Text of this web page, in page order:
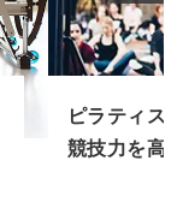
ピラティス
競技力を高